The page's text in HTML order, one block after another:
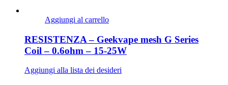
Aggiungi al carrello
RESISTENZA – Geekvape mesh G Series
Coil – 0.6ohm – 15-25W
Aggiungi alla lista dei desideri